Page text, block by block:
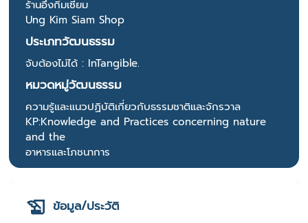
ร้านอึ้งกิ้มเซี้ยม
Ung Kim Siam Shop
ประเภทวัฒนธรรม
จับต้องไม่ได้ : InTangible.
หมวดหมู่วัฒนธรรม
ความรู้และแนวปฏิบัติเกี่ยวกับธรรมชาติและจักรวาล
KP:Knowledge and Practices concerning nature
and the
อาหารและโภชนาการ
ข้อมูล/ประวัติ